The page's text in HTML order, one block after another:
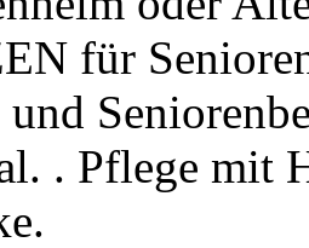
für
. Pflege mit